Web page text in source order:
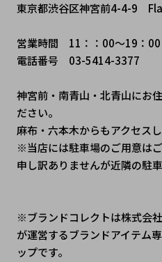
東京都渋谷区神宮前4-4-9　
営業時間　11：：00～19：00
電話番号　03-5414-3377
神宮前・南青山・北青山にお
ださい。
麻布・六本木からもアクセス
※当店には駐車場のご用意はご
申し訳ありませんが近隣の駐
※ブランドコレクトは株式会
が運営するブランドアイテム
ップです。